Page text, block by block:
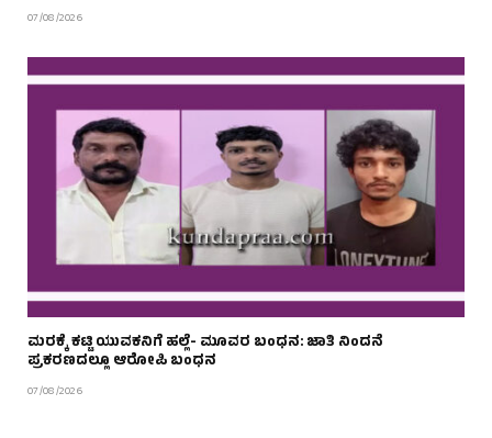
07/08/2026
ಮರಕ್ಕೆ ಕಟ್ಟಿ ಯುವಕನಿಗೆ ಹಲ್ಲೆ- ಮೂವರ ಬಂಧನ: ಜಾತಿ ನಿಂದನೆ
ಪ್ರಕರಣದಲ್ಲೂ ಆರೋಪಿ ಬಂಧನ
07/08/2026